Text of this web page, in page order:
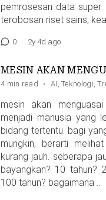
pemrosesan data super
terobosan riset sains,
0 · 2y 4d ago
MESIN AKAN
4 min read · AI ,Teknologi,
mesin akan
menjadi manusia yang
bidang tertentu. bagi
mungkin, berarti
kurang jauh. seberapa
bayangkan? 10 tahun?
100 tahun? bagaimana …